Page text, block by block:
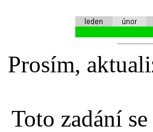
Prosím,
Toto zadání